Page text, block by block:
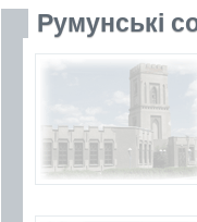
Румунські